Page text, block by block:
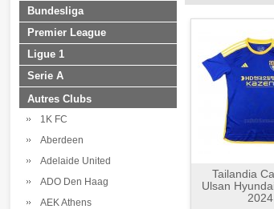
Bundesliga
Premier League
Ligue 1
Serie A
Autres Clubs
1K FC
Aberdeen
Adelaide United
ADO Den Haag
AEK Athens
Tailandia
Ulsan
2024